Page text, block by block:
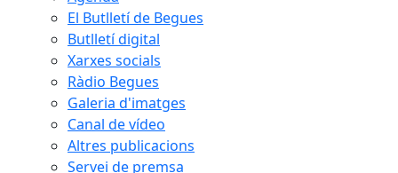
El Butlletí de Begues
Butlletí digital
Xarxes socials
Ràdio Begues
Galeria d'imatges
Canal de vídeo
Altres publicacions
Servei de premsa